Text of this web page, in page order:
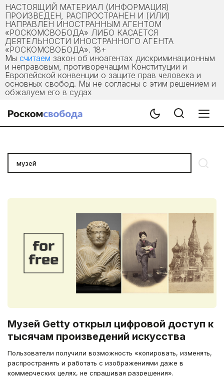
НАСТОЯЩИЙ МАТЕРИАЛ (ИНФОРМАЦИЯ)
ПРОИЗВЕДЕН, РАСПРОСТРАНЕН И (ИЛИ)
НАПРАВЛЕН ИНОСТРАННЫМ АГЕНТОМ
«РОСКОМСВОБОДА» ЛИБО КАСАЕТСЯ
ДЕЯТЕЛЬНОСТИ ИНОСТРАННОГО АГЕНТА
«РОСКОМСВОБОДА». 18+
Мы считаем закон об иноагентах дискриминационным
и неправовым, противоречащим Конституции и
Европейской конвенции о защите прав человека и
основных свобод. Мы не согласны с этим решением и
обжалуем его в судах
Музей Getty открыл цифровой доступ к
тысячам произведений искусства
Пользователи получили возможность «копировать, изменять,
распространять и работать с изображениями даже в
коммерческих целях, не спрашивая разрешения».